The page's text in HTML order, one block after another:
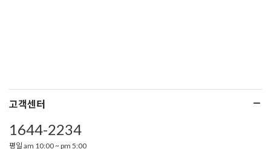
고객센터
1644-2234
평일 am 10:00 ~ pm 5:00